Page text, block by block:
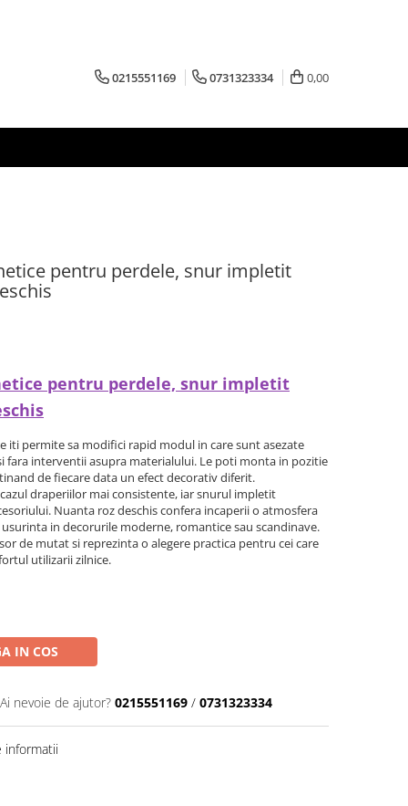
0215551169 0731323334 0,00
pentru perdele, snur impletit
pentru perdele, snur impletit
iti permite sa modifici rapid modul in care sunt asezate
fara interventii asupra materialului. Le poti monta in pozitie
de fiecare data un efect decorativ diferit.
draperiilor mai consistente, iar snurul impletit
Nuanta roz deschis confera incaperii o atmosfera
in decorurile moderne, romantice sau scandinave.
de mutat si reprezinta o alegere practica pentru cei care
utilizarii zilnice.
IN COS
Ai nevoie de ajutor? 0215551169 / 0731323334
informatii